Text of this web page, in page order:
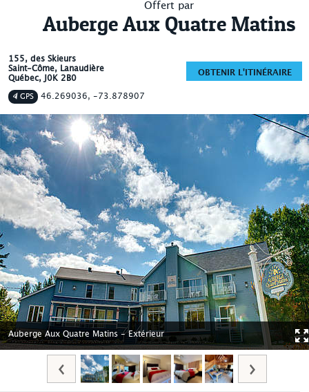
Offert par
Auberge Aux Quatre Matins
155, des Skieurs
Saint-Côme, Lanaudière
Québec, J0K 2B0
GPS 46.269036, -73.878907
OBTENIR L'ITINÉRAIRE
Auberge Aux Quatre Matins - Extérieur